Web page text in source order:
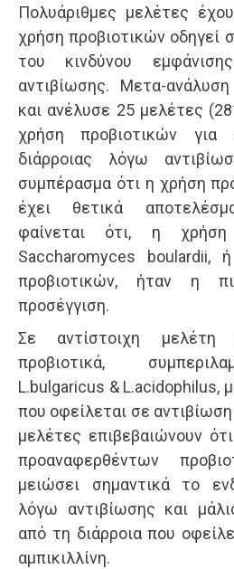
Πολυάριθμες μελέτες
χρήση προβιοτικών οδηγεί
του κινδύνου
αντιβίωσης. Μετα-
και ανέλυσε 25 μελέτες
χρήση προβιοτικών
διάρροιας λόγω
συμπέρασμα ότι η χρήση
έχει θετικά
φαίνεται ότι, η χρήση
Saccharomyces boulardii,
προβιοτικών, ήταν η
προσέγγιση.
Σε αντίστοιχη
προβιοτικά,
L.bulgaricus & L.acidophilus,
που οφείλεται σε
μελέτες επιβεβαιώνουν
προαναφερθέντων
μειώσει σημαντικά το
λόγω αντιβίωσης και
από τη διάρροια που
αμπικιλλίνη.